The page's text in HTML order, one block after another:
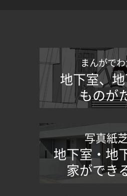
まんがで
地下室、
ものが
写真紙
地下室・地
家ができ